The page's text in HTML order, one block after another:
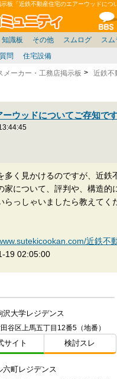
板「近鉄不動産住宅のエアーウッドにつ
マンションコ
/横浜 千葉 埼玉 茨城 札
東 札幌/東北/北陸/信越 名古屋/
暮らしやすさ評価 見学記
知識板
マンション雑談 マンション質問
その他
ゾート 広告 バトル 家具
スムログ
ブロガーの本音 マンション管理スム
東北 中国 九州 その他
埼玉県 愛知県 大阪府 兵庫
問 住宅設備
メーカー・工務店掲示板 近鉄不
ウッドについてご存知で
多く見かけるのですが、近鉄
家について、評判や、構造的
っしゃいましたら教えてく
近鉄不
19 02:05:00
沢大学レジデンス
谷区上馬五丁目12番5（地番）
サイト 検討スレ
六町レジデンス